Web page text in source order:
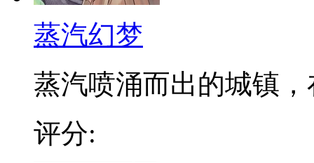
蒸汽幻梦
蒸汽喷涌而出的城镇，
评分: